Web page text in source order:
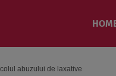
abuzului de laxative